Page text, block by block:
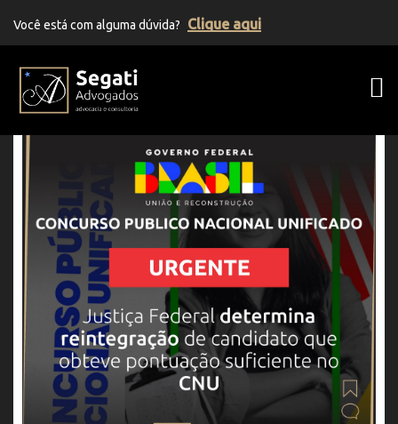
Você está com alguma dúvida? Clique aqui